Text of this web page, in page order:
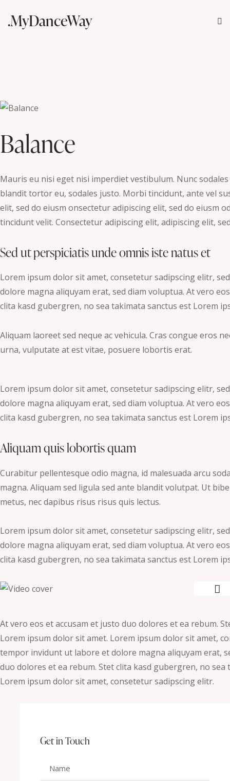
.MyDanceWay
Balance
Mauris eu nisi eget nisi imperdiet vestibulum. Nunc
blandit tortor eu, sodales justo. Morbi tincidunt, ante vel
elit, sed do eiusm onsectetur adipiscing elit, sed do eiusm
tincidunt velit. Consectetur adipiscing elit, adipiscing elit,
Sed ut perspiciatis unde omnis iste natus et
Lorem ipsum dolor sit amet, consetetur sadipscing elitr,
dolore magna aliquyam erat, sed diam voluptua. At vero
clita kasd gubergren, no sea takimata sanctus est Lorem
Aliquam laoreet sed neque ac vehicula. Cras congue eros
urna, vulputate at est vitae, posuere lobortis erat.
Lorem ipsum dolor sit amet, consetetur sadipscing elitr,
dolore magna aliquyam erat, sed diam voluptua. At vero
clita kasd gubergren, no sea takimata sanctus est Lorem
Aliquam quis lobortis quam
Curabitur pellentesque odio magna, id malesuada arcu
magna. Aliquam sed ligula sed ante blandit volutpat. Ut
metus, nec dapibus risus risus quis lectus.
Lorem ipsum dolor sit amet, consetetur sadipscing elitr,
dolore magna aliquyam erat, sed diam voluptua. At vero
clita kasd gubergren, no sea takimata sanctus est Lorem
At vero eos et accusam et justo duo dolores et ea rebum.
Lorem ipsum dolor sit amet. Lorem ipsum dolor sit amet,
tempor invidunt ut labore et dolore magna aliquyam erat,
duo dolores et ea rebum. Stet clita kasd gubergren, no
Lorem ipsum dolor sit amet, consetetur sadipscing elitr.
Get in Touch